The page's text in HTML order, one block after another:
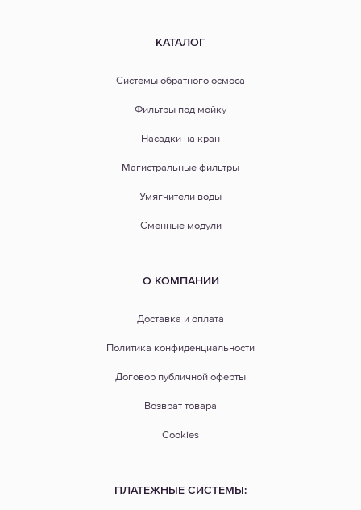
КАТАЛОГ
Системы обратного осмоса
Фильтры под мойку
Насадки на кран
Магистральные фильтры
Умягчители воды
Сменные модули
О КОМПАНИИ
Доставка и оплата
Политика конфиденциальности
Договор публичной оферты
Возврат товара
Cookies
ПЛАТЕЖНЫЕ СИСТЕМЫ: